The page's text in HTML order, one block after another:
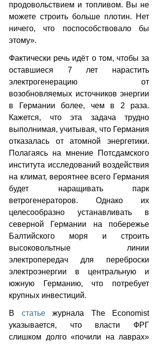
продовольствием и топливом. Вы не
можете строить больше плотин. Нет
ничего, что поспособствовало бы
этому».
Фактически речь идёт о том, чтобы за
оставшиеся 7 лет нарастить
электрогенерацию от
возобновляемых источников энергии
в Германии более, чем в 2 раза.
Кажется, что эта задача трудно
выполнимая, учитывая, что Германия
отказалась от атомной энергетики.
Полагаясь на мнение Потсдамского
института исследований воздействия
на климат, вероятнее всего Германия
будет наращивать парк
ветрогенераторов. Однако их
целесообразно устанавливать в
северной Германии на побережье
Балтийского моря и строить
высоковольтные линии
электропередач для переброски
электроэнергии в центральную и
южную Германию, что потребует
крупных инвестиций.
В статье журнала The Economist
указывается, что власти ФРГ
слишком долго «почили на лаврах»